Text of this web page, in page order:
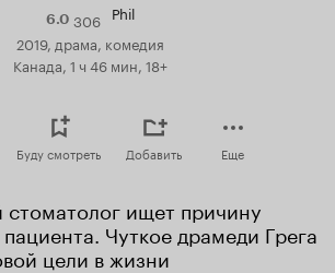
6.0Рейтинг
6.0
306 Phil
2019, драма, комедия
Канада, 1 ч 46 мин, 18+
Буду смотреть Добавить Еще
ищет причину
Чуткое драмеди Грега
цели в жизни